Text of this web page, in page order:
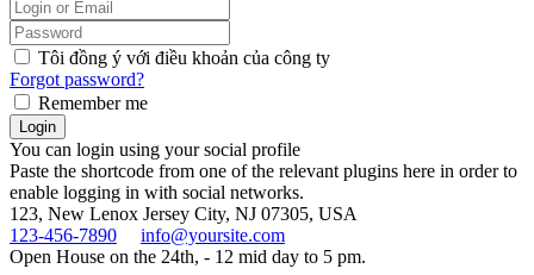
Tôi đồng ý với điều khoản của công ty
Forgot password?
Remember me
You can login using your social profile
Paste the shortcode from one of the relevant plugins here in order to
enable logging in with social networks.
123, New Lenox Jersey City, NJ 07305, USA
123-456-7890
info@yoursite.com
Open House on the 24th, - 12 mid day to 5 pm.